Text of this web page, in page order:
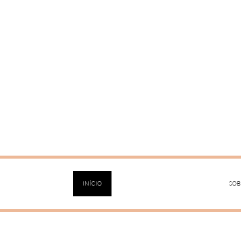
INÍCIO